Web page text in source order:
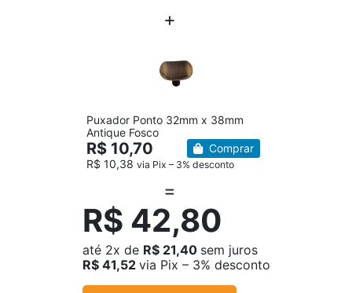
Puxador Ponto 32mm x 38mm
Antique Fosco
R$ 10,70
R$ 10,38 via Pix – 3% desconto
Comprar
R$ 42,80
até 2x de R$ 21,40 sem juros
R$ 41,52 via Pix – 3% desconto